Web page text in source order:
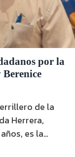
por la
de la
Herrera,
es la